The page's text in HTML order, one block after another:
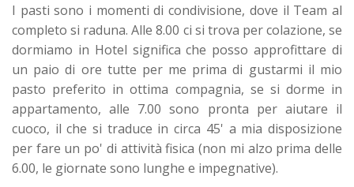
I pasti sono i momenti di condivisione, dove il Team al
completo si raduna.Alle 8.00 ci si trova per colazione, se
dormiamo in Hotel significa che posso approfittare di
un paio di ore tutte per me prima di gustarmi il mio
pasto preferito in ottima compagnia, se si dorme in
appartamento, alle 7.00 sono pronta per aiutare il
cuoco, il che si traduce in circa 45' a mia disposizione
per fare un po' di attività fisica (non mi alzo prima delle
6.00, le giornate sono lunghe e impegnative).